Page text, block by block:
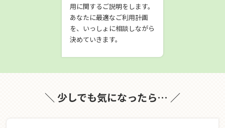
用に関するご説明をします。
あなたに最適なご利用計画
を、いっしょに相談しながら
決めていきます。
＼ 少しでも気になったら… ／